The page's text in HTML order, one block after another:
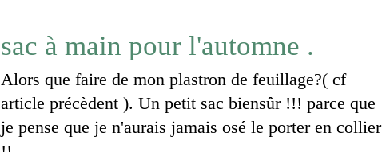
sac à main pour l'automne .
Alors que faire de mon plastron de feuillage?( cf
article précèdent ). Un petit sac biensûr !!! parce que
je pense que je n'aurais jamais osé le porter en collier